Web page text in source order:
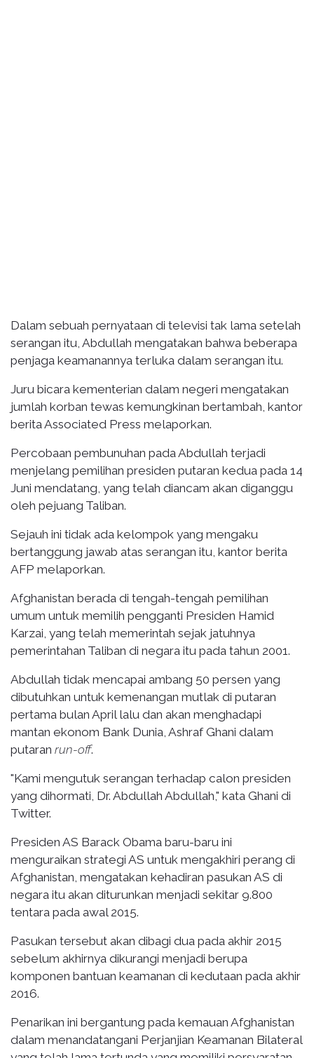
Dalam sebuah pernyataan di televisi tak lama setelah
serangan itu, Abdullah mengatakan bahwa beberapa
penjaga keamanannya terluka dalam serangan itu.
Juru bicara kementerian dalam negeri mengatakan
jumlah korban tewas kemungkinan bertambah, kantor
berita Associated Press melaporkan.
Percobaan pembunuhan pada Abdullah terjadi
menjelang pemilihan presiden putaran kedua pada 14
Juni mendatang, yang telah diancam akan diganggu
oleh pejuang Taliban.
Sejauh ini tidak ada kelompok yang mengaku
bertanggung jawab atas serangan itu, kantor berita
AFP melaporkan.
Afghanistan berada di tengah-tengah pemilihan
umum untuk memilih pengganti Presiden Hamid
Karzai, yang telah memerintah sejak jatuhnya
pemerintahan Taliban di negara itu pada tahun 2001.
Abdullah tidak mencapai ambang 50 persen yang
dibutuhkan untuk kemenangan mutlak di putaran
pertama bulan April lalu dan akan menghadapi
mantan ekonom Bank Dunia, Ashraf Ghani dalam
putaran run-off.
"Kami mengutuk serangan terhadap calon presiden
yang dihormati, Dr. Abdullah Abdullah," kata Ghani di
Twitter.
Presiden AS Barack Obama baru-baru ini
menguraikan strategi AS untuk mengakhiri perang di
Afghanistan, mengatakan kehadiran pasukan AS di
negara itu akan diturunkan menjadi sekitar 9.800
tentara pada awal 2015.
Pasukan tersebut akan dibagi dua pada akhir 2015
sebelum akhirnya dikurangi menjadi berupa
komponen bantuan keamanan di kedutaan pada akhir
2016.
Penarikan ini bergantung pada kemauan Afghanistan
dalam menandatangani Perjanjian Keamanan Bilateral